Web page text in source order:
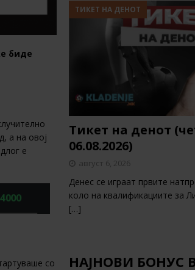
биде
а на овој
е
со
ТИКЕТ НА ДЕНОТ
Тикет на денот
06.08.2026)
август 6, 2026
Денес се играат првите
коло на квалификациите за
[…]
НАЈНОВИ БОНУС